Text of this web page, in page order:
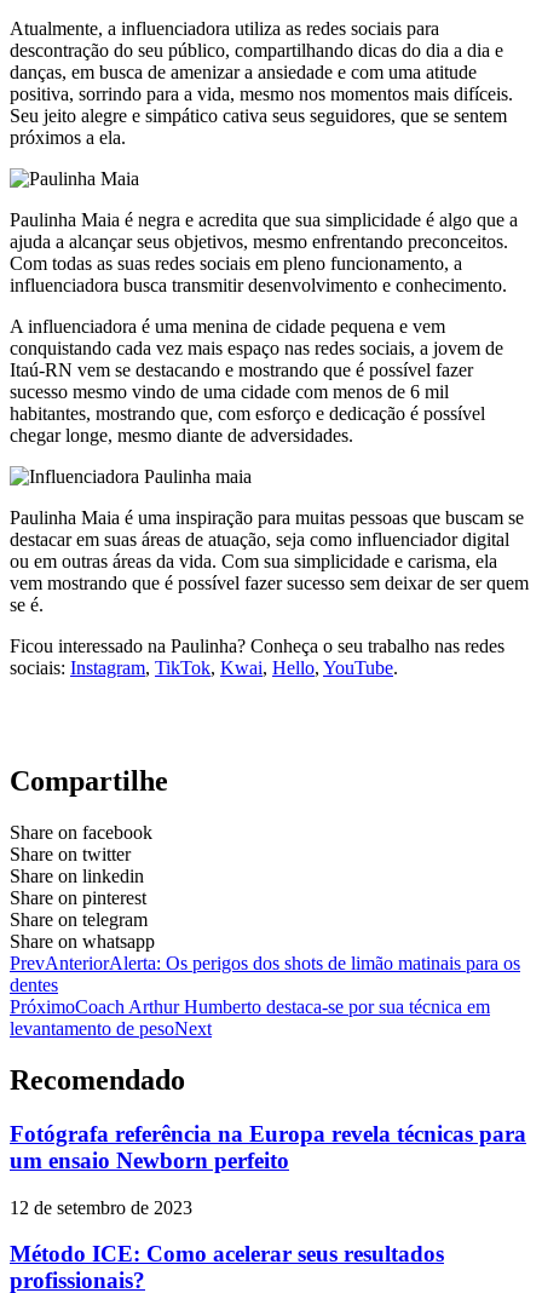
Atualmente, a influenciadora utiliza as redes sociais para
descontração do seu público, compartilhando dicas do dia a dia e
danças, em busca de amenizar a ansiedade e com uma atitude
positiva, sorrindo para a vida, mesmo nos momentos mais difíceis.
Seu jeito alegre e simpático cativa seus seguidores, que se sentem
próximos a ela.
Paulinha Maia é negra e acredita que sua simplicidade é algo que a
ajuda a alcançar seus objetivos, mesmo enfrentando preconceitos.
Com todas as suas redes sociais em pleno funcionamento, a
influenciadora busca transmitir desenvolvimento e conhecimento.
A influenciadora é uma menina de cidade pequena e vem
conquistando cada vez mais espaço nas redes sociais, a jovem de
Itaú-RN vem se destacando e mostrando que é possível fazer
sucesso mesmo vindo de uma cidade com menos de 6 mil
habitantes, mostrando que, com esforço e dedicação é possível
chegar longe, mesmo diante de adversidades.
Paulinha Maia é uma inspiração para muitas pessoas que buscam se
destacar em suas áreas de atuação, seja como influenciador digital
ou em outras áreas da vida. Com sua simplicidade e carisma, ela
vem mostrando que é possível fazer sucesso sem deixar de ser quem
se é.
Ficou interessado na Paulinha? Conheça o seu trabalho nas redes
sociais: Instagram, TikTok, Kwai, Hello, YouTube.
Compartilhe
Share on facebook
Share on twitter
Share on linkedin
Share on pinterest
Share on telegram
Share on whatsapp
PrevAnteriorAlerta: Os perigos dos shots de limão matinais para os
dentes
PróximoCoach Arthur Humberto destaca-se por sua técnica em
levantamento de pesoNext
Recomendado
Fotógrafa referência na Europa revela técnicas para
um ensaio Newborn perfeito
12 de setembro de 2023
Método ICE: Como acelerar seus resultados
profissionais?